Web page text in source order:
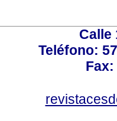
Calle
Teléfono:
Fax: